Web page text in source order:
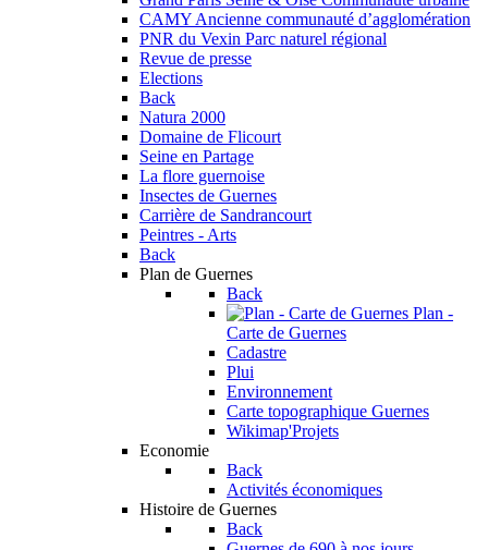
CAMY Ancienne communauté d’agglomération
PNR du Vexin Parc naturel régional
Revue de presse
Elections
Back
Natura 2000
Domaine de Flicourt
Seine en Partage
La flore guernoise
Insectes de Guernes
Carrière de Sandrancourt
Peintres - Arts
Back
Plan de Guernes
Back
Plan -
Carte de Guernes
Cadastre
Plui
Environnement
Carte topographique Guernes
Wikimap'Projets
Economie
Back
Activités économiques
Histoire de Guernes
Back